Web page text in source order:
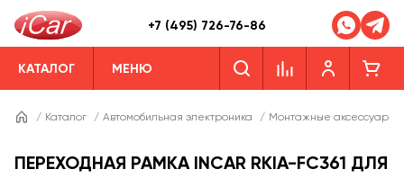
+7 (495) 726-76-86
КАТАЛОГ МЕНЮ
/ Каталог / Автомобильная электроника / Монтажные аксессуары
ПЕРЕХОДНАЯ РАМКА INCAR RKIA-FC361 ДЛЯ